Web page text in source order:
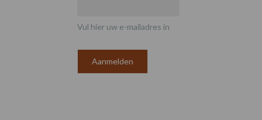
Vul hier uw e-mailadres in